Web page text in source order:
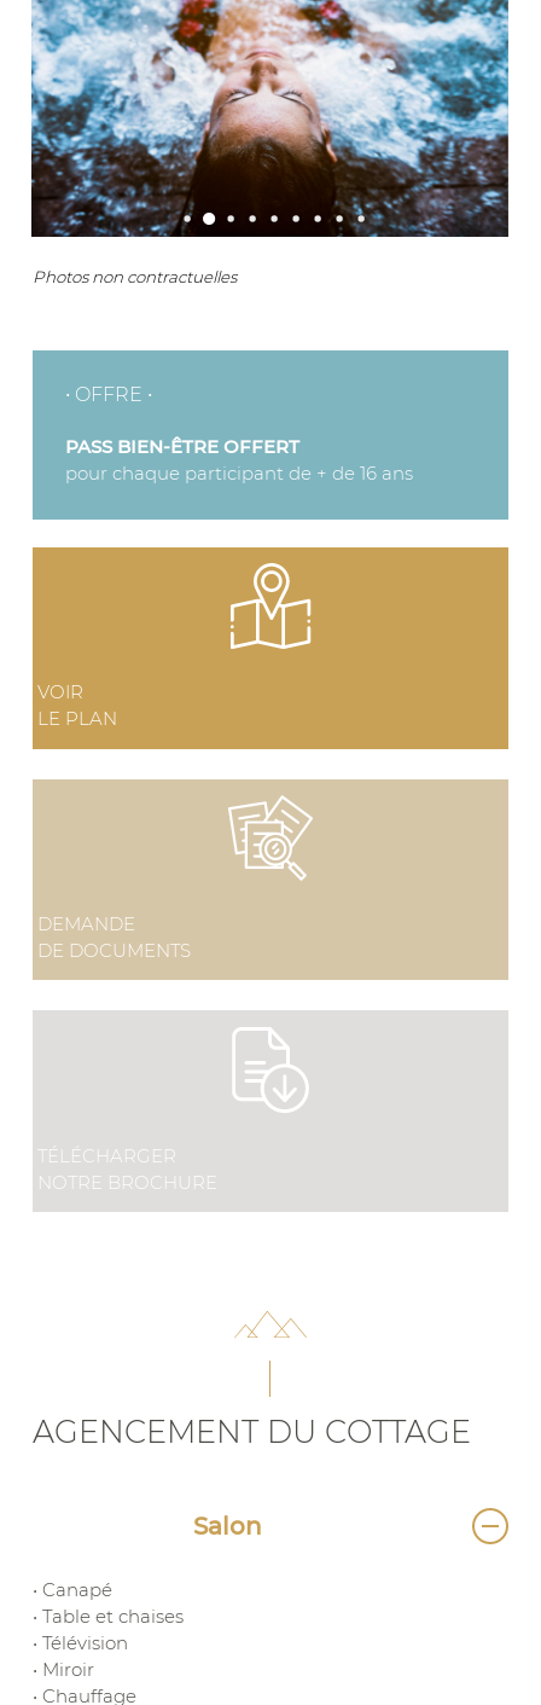
Photos non contractuelles
• OFFRE •
PASS BIEN-ÊTRE OFFERT
pour chaque participant de + de 16 ans
VOIR
LE PLAN
DEMANDE
DE DOCUMENTS
TÉLÉCHARGER
NOTRE BROCHURE
AGENCEMENT DU COTTAGE
Salon
• Canapé
• Table et chaises
• Télévision
• Miroir
• Chauffage